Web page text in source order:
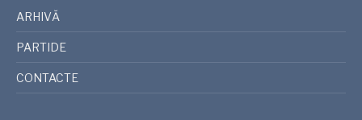
ARHIVĂ
PARTIDE
CONTACTE